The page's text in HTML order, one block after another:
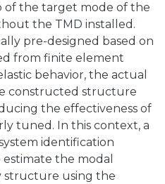
of the target mode of the
the TMD installed.
pre-designed based on
from finite element
behavior, the actual
constructed structure
the effectiveness of
tuned. In this context, a
identification
the modal
structure using the